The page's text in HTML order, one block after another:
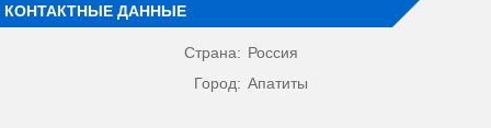
КОНТАКТНЫЕ ДАННЫЕ
Страна: Россия
Город: Апатиты